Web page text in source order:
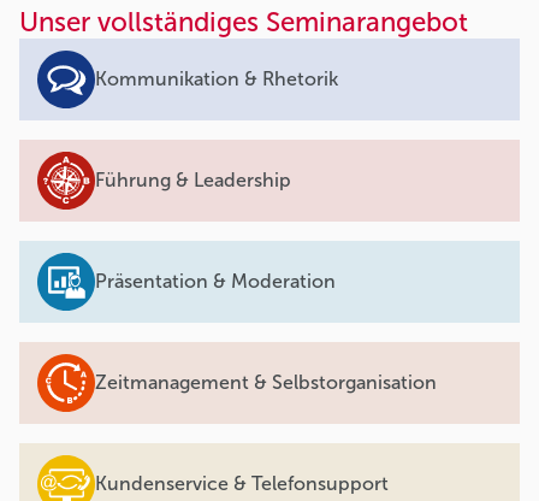
Unser vollständiges Seminarangebot
Kommunikation & Rhetorik
Führung & Leadership
Präsentation & Moderation
Zeitmanagement & Selbstorganisation
Kundenservice & Telefonsupport